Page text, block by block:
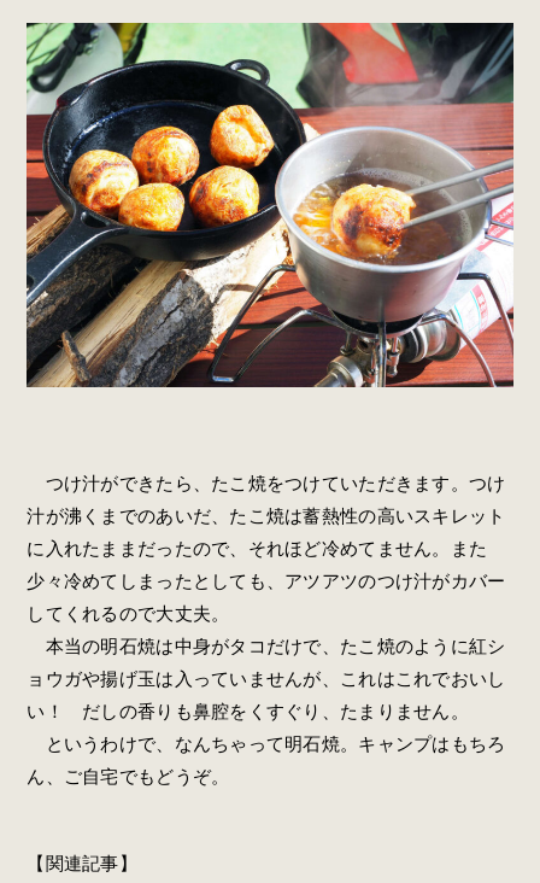
つけ汁ができたら、たこ焼をつけていただきます。つけ
汁が沸くまでのあいだ、たこ焼は蓄熱性の高いスキレット
に入れたままだったので、それほど冷めてません。また
少々冷めてしまったとしても、アツアツのつけ汁がカバー
してくれるので大丈夫。
本当の明石焼は中身がタコだけで、たこ焼のように紅シ
ョウガや揚げ玉は入っていませんが、これはこれでおいし
い！ だしの香りも鼻腔をくすぐり、たまりません。
というわけで、なんちゃって明石焼。キャンプはもちろ
ん、ご自宅でもどうぞ。
【関連記事】